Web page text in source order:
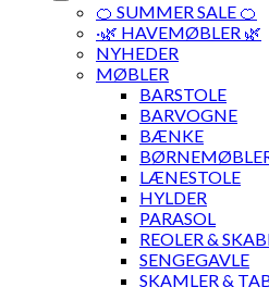
🍊 SUMMER SALE 🍊
·🌿 HAVEMØBLER 🌿
NYHEDER
MØBLER
BARSTOLE
BARVOGNE
BÆNKE
LÆNESTOLE
HYLDER
PARASOL
REOLER &
SENGEGAVLE
SKAMLER &